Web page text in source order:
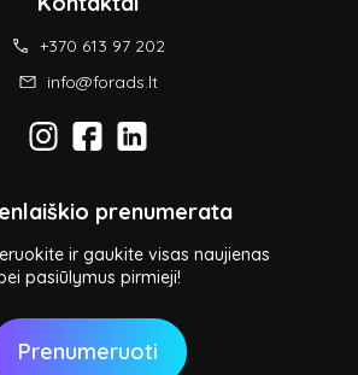
+370 613 97 202
info@forads.lt
prenumerata
ir gaukite visas naujienas
pasiūlymus pirmieji!
Prenumeruoti